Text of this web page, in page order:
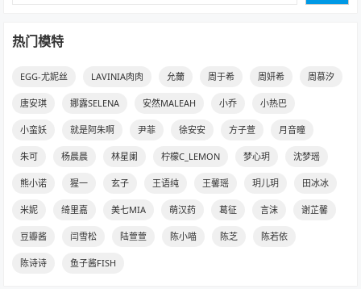
热门模特
EGG-尤妮丝 LAVINIA肉肉 允薾 周于希 周妍希 周慕汐
唐安琪 娜露SELENA 安然MALEAH 小乔 小热巴
小蛮妖 就是阿朱啊 尹菲 徐安安 方子萱 月音瞳
朱可 杨晨晨 林星阑 柠檬C_LEMON 梦心玥 沈梦瑶
熊小诺 猩一 玄子 王语纯 王馨瑶 玥儿玥 田冰冰
米妮 绮里嘉 美七MIA 萌汉药 葛征 言沫 谢芷馨
豆瓣酱 闫雪松 陆萱萱 陈小喵 陈芝 陈若依
陈诗诗 鱼子酱FISH